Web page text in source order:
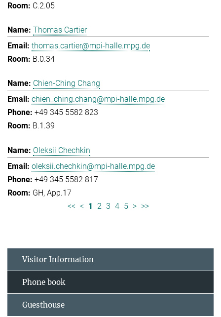
C.2.05
Thomas Cartier
thomas.cartier@mpi-halle.mpg.de
B.0.34
Chien-Ching Chang
chien_ching.chang@mpi-halle.mpg.de
+49 345 5582 823
B.1.39
Oleksii Chechkin
oleksii.chechkin@mpi-halle.mpg.de
+49 345 5582 817
GH, App.17
<< < 1 2 3 4 5 > >>
Visitor Information
Phone book
Guesthouse